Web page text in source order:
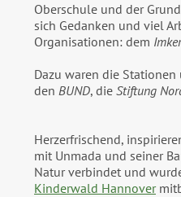
Oberschule und der
sich Gedanken und viel
Organisationen: dem
Dazu waren die
den BUND, die Stiftung
Herzerfrischend,
mit Unmada und seiner
Natur verbindet und
Kinderwald Hannover